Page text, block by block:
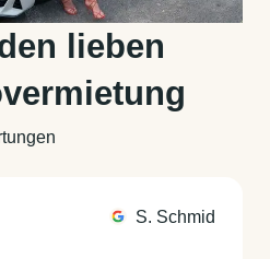
lieben
S. Schmid